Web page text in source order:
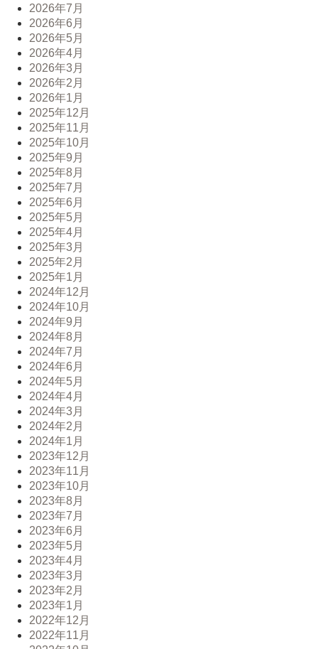
2026年7月
2026年6月
2026年5月
2026年4月
2026年3月
2026年2月
2026年1月
2025年12月
2025年11月
2025年10月
2025年9月
2025年8月
2025年7月
2025年6月
2025年5月
2025年4月
2025年3月
2025年2月
2025年1月
2024年12月
2024年10月
2024年9月
2024年8月
2024年7月
2024年6月
2024年5月
2024年4月
2024年3月
2024年2月
2024年1月
2023年12月
2023年11月
2023年10月
2023年8月
2023年7月
2023年6月
2023年5月
2023年4月
2023年3月
2023年2月
2023年1月
2022年12月
2022年11月